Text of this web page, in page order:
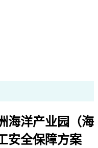
海洋产业园（海
安全保障方案